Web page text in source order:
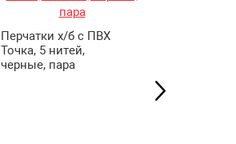
Перчатки х/б с ПВХ
Точка, 5 нитей,
черные, пара